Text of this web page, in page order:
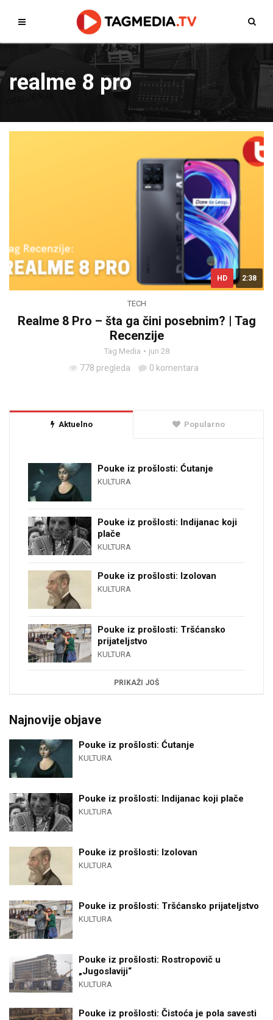
realme 8 pro
HD 2:38
TECH
Realme 8 Pro – šta ga čini posebnim? | Tag
Recenzije
Tag Media jun 28
778 pregleda 0 komentara
Aktuelno Popularno
Pouke iz prošlosti: Ćutanje
KULTURA
Pouke iz prošlosti: Indijanac koji
plače
KULTURA
Pouke iz prošlosti: Izolovan
KULTURA
Pouke iz prošlosti: Tršćansko
prijateljstvo
KULTURA
PRIKAŽI JOŠ
Najnovije objave
Pouke iz prošlosti: Ćutanje
KULTURA
Pouke iz prošlosti: Indijanac koji plače
KULTURA
Pouke iz prošlosti: Izolovan
KULTURA
Pouke iz prošlosti: Tršćansko prijateljstvo
KULTURA
Pouke iz prošlosti: Rostropovič u
„Jugoslaviji“
KULTURA
Pouke iz prošlosti: Čistoća je pola savesti